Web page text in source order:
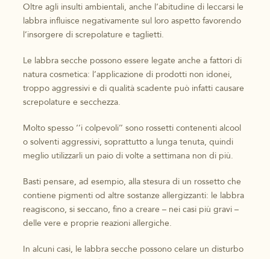
Oltre agli insulti ambientali, anche l’abitudine di leccarsi le
labbra influisce negativamente sul loro aspetto favorendo
l’insorgere di screpolature e taglietti.
Le labbra secche possono essere legate anche a fattori di
natura cosmetica: l’applicazione di prodotti non idonei,
troppo aggressivi e di qualità scadente può infatti causare
screpolature e secchezza.
Molto spesso ‘’i colpevoli’’ sono rossetti contenenti alcool
o solventi aggressivi, soprattutto a lunga tenuta, quindi
meglio utilizzarli un paio di volte a settimana non di più.
Basti pensare, ad esempio, alla stesura di un rossetto che
contiene pigmenti od altre sostanze allergizzanti: le labbra
reagiscono, si seccano, fino a creare – nei casi più gravi –
delle vere e proprie reazioni allergiche.
In alcuni casi, le labbra secche possono celare un disturbo